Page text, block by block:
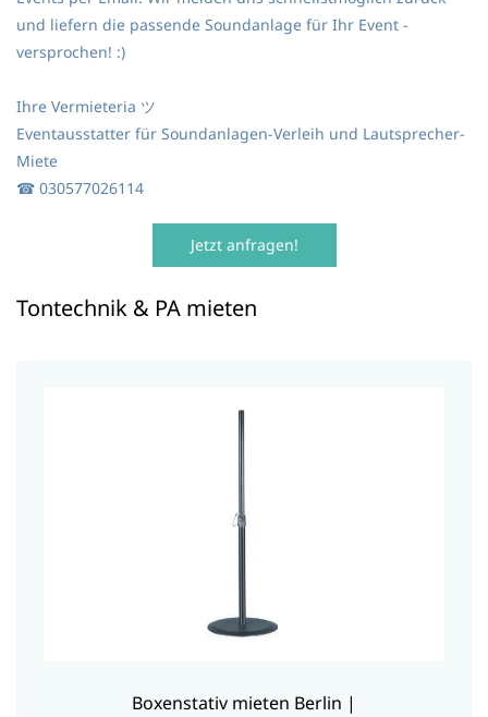
und liefern die passende Soundanlage für Ihr Event -
versprochen! :)
Ihre Vermieteria ツ
Eventausstatter für Soundanlagen-Verleih und Lautsprecher-
Miete
☎ 030577026114
Jetzt anfragen!
Tontechnik & PA mieten
Boxenstativ mieten Berlin |